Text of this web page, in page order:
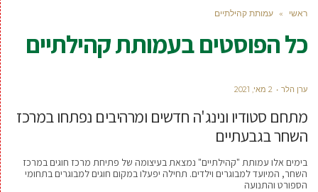
ראשי » עמותת קהילתיים
כל הפוסטים בעמותת קהילתיים
ערן הלר 2 מאי, 2021
מתחם סטודיו ונינג'ה חדשים ומרהיבים נפתחו במרכז
השחר בגבעתיים
בימים אלו עמותת "קהילתיים" נמצאת בעיצומה של פתיחת מרכז חוגים במרכז
השחר, המיועד למבוגרים וילדים. תחילה יפעלו במקום חוגים למבוגרים בתחומי
הספורט והתנועה